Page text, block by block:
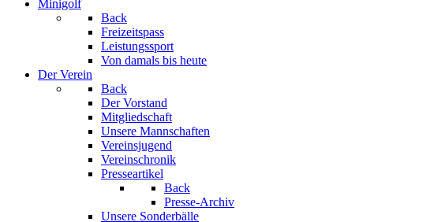
Minigolf
Back
Freizeitspass
Leistungssport
Von damals bis heute
Der Verein
Back
Der Vorstand
Mitgliedschaft
Unsere Mannschaften
Vereinsjugend
Vereinschronik
Presseartikel
Back
Presse-Archiv
Unsere Sonderbälle